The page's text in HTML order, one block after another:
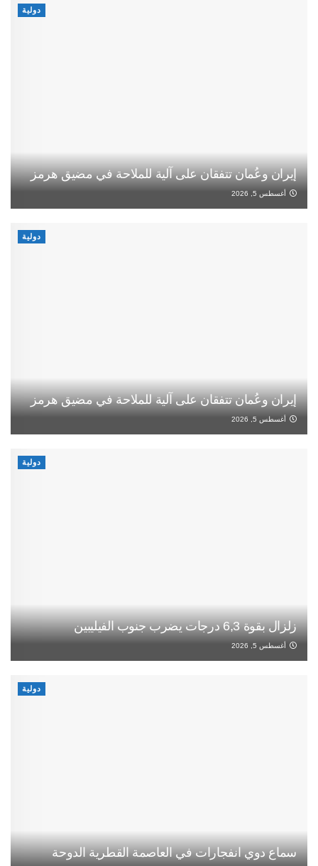
دولية
إيران وعُمان تتفقان على آلية للملاحة في مضيق هرمز
أغسطس 5, 2026
دولية
إيران وعُمان تتفقان على آلية للملاحة في مضيق هرمز
أغسطس 5, 2026
دولية
زلزال بقوة 6,3 درجات يضرب جنوب الفيليبين
أغسطس 5, 2026
دولية
سماع دوي انفجارات في العاصمة القطرية الدوحة